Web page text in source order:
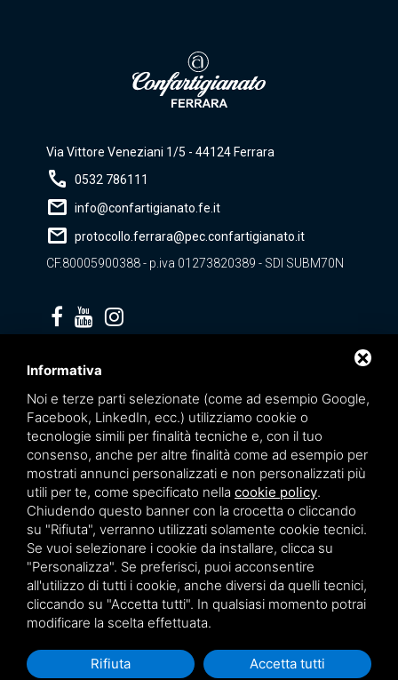
Via Vittore Veneziani 1/5 - 44124 Ferrara
call 0532 786111
mail info@confartigianato.fe.it
mail protocollo.ferrara@pec.confartigianato.it
CF.80005900388 - p.iva 01273820389 - SDI SUBM70N
Questo sito è protetto da Google reCAPTCHA v3,Privacy Policy
Terms of Service
di Google.
Informativa
Noi e terze parti selezionate (come ad esempio Google,
Facebook, LinkedIn, ecc.) utilizziamo cookie o
tecnologie simili per finalità tecniche e, con il tuo
consenso, anche per altre finalità come ad esempio per
mostrati annunci personalizzati e non personalizzati più
utili per te, come specificato nella cookie policy.
Chiudendo questo banner con la crocetta o cliccando
su "Rifiuta", verranno utilizzati solamente cookie tecnici.
Se vuoi selezionare i cookie da installare, clicca su
"Personalizza". Se preferisci, puoi acconsentire
all'utilizzo di tutti i cookie, anche diversi da quelli tecnici,
cliccando su "Accetta tutti". In qualsiasi momento potrai
modificare la scelta effettuata.
Rifiuta Accetta tutti